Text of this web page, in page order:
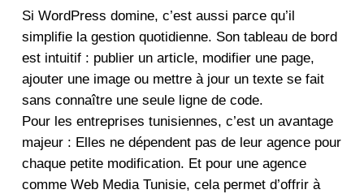
Si WordPress domine, c’est aussi parce qu’il
simplifie la gestion quotidienne. Son tableau de bord
est intuitif : publier un article, modifier une page,
ajouter une image ou mettre à jour un texte se fait
sans connaître une seule ligne de code.
Pour les entreprises tunisiennes, c’est un avantage
majeur : Elles ne dépendent pas de leur agence pour
chaque petite modification. Et pour une agence
comme Web Media Tunisie, cela permet d’offrir à